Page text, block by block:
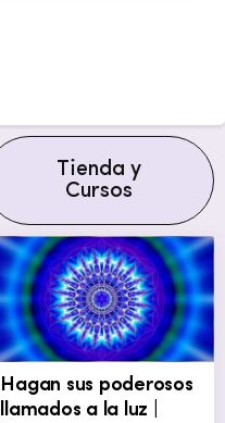
Tienda y
Cursos
Hagan sus poderosos
llamados a la luz |